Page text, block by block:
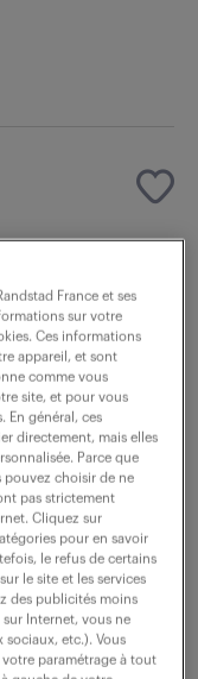
QA / PA
et intervenir
Vos
France et ses
sur votre
Ces informations
appareil, et sont
comme vous
site, et pour vous
En général, ces
directement, mais elles
Parce que
pouvez choisir de ne
pas strictement
Cliquez sur
pour en savoir
le refus de certains
le site et les services
des publicités moins
Internet, vous ne
sociaux, etc.). Vous
paramétrage à tout